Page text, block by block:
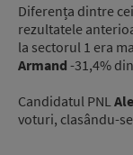
Diferența dintre
rezultatele
la sectorul 1 era
Armand -31,4%
Candidatul PNL
voturi, clasându-